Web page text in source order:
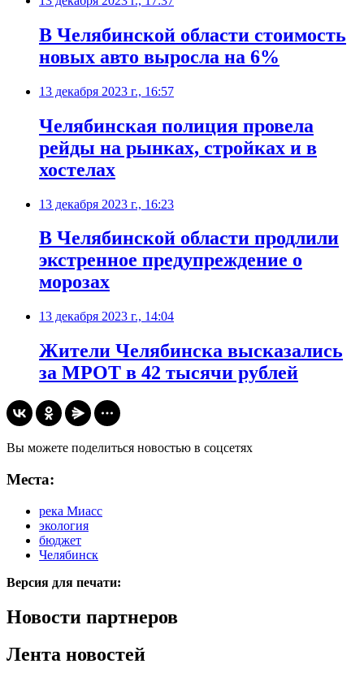
В Челябинской области стоимость
новых авто выросла на 6%
13 декабря 2023 г., 16:57
Челябинская полиция провела
рейды на рынках, стройках и в
хостелах
13 декабря 2023 г., 16:23
В Челябинской области продлили
экстренное предупреждение о
морозах
13 декабря 2023 г., 14:04
Жители Челябинска высказались
за МРОТ в 42 тысячи рублей
Вы можете поделиться новостью в соцсетях
Места:
река Миасс
экология
бюджет
Челябинск
Версия для печати:
Новости партнеров
Лента новостей